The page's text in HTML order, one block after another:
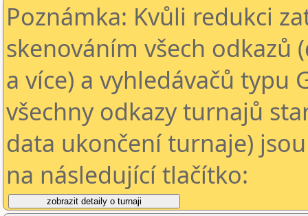
Poznámka: Kvůli redukci
skenováním všech odkazů
a více) a vyhledávačů typu
všechny odkazy turnajů
data ukončení turnaje)
na následující tlačítko: